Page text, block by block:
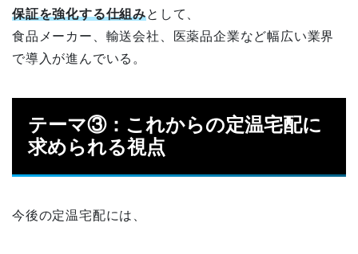
保証を強化する仕組みとして、
食品メーカー、輸送会社、医薬品企業など幅広い業界
で導入が進んでいる。
テーマ③：これからの定温宅配に
求められる視点
今後の定温宅配には、